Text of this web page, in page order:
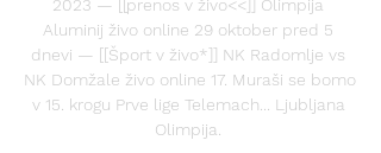
2023 — [[prenos v živo<<]] Olimpija
Aluminij živo online 29 oktober pred 5
dnevi — [[Šport v živo*]] NK Radomlje vs
NK Domžale živo online 17. Muraši se bomo
v 15. krogu Prve lige Telemach... Ljubljana
Olimpija.